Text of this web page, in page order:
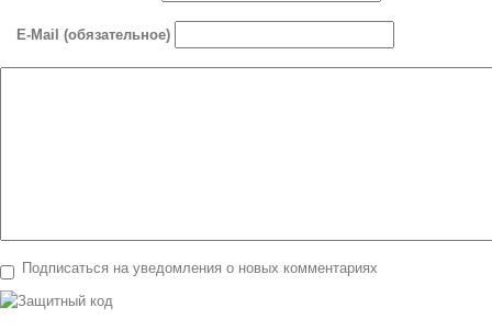
E-Mail (обязательное)
Подписаться на уведомления о новых комментариях